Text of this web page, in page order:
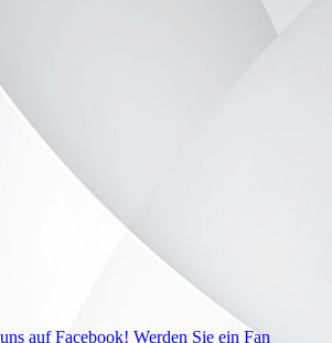
auf Facebook! Werden Sie ein Fan